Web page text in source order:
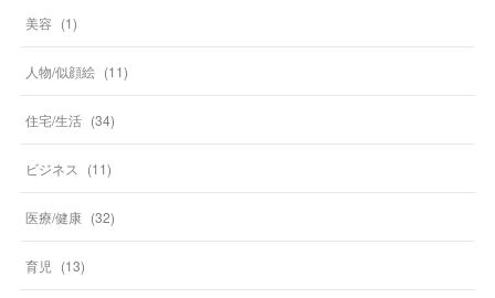
美容 (1)
人物/似顔絵 (11)
住宅/生活 (34)
ビジネス (11)
医療/健康 (32)
育児 (13)